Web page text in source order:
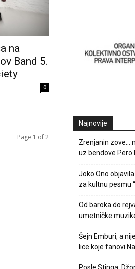
na
Band 5.
0
Page 1 of 2
Najnovije
Zrenjanin zove…
uz bendove Pero
Joko Ono
za kultnu pesmu
Od baroka do
umetničke
Šejn Emburi, a
lice koje fanovi